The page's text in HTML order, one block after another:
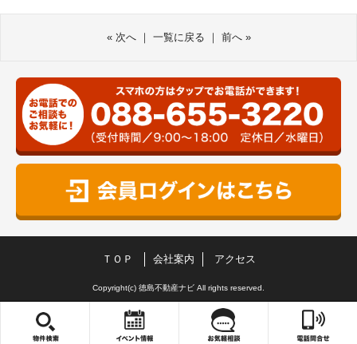
« 次へ｜ 一覧に戻る ｜ 前へ»
ＴＯＰ 会社案内 アクセス
Copyright(c) 徳島不動産ナビ All rights reserved.